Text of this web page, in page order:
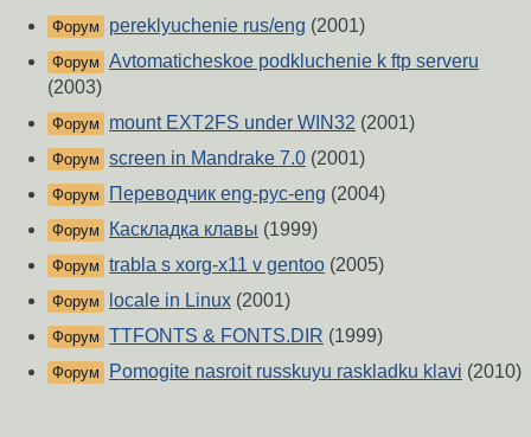
Форум pereklyuchenie rus/eng (2001)
Форум Avtomaticheskoe podkluchenie k ftp serveru
(2003)
Форум mount EXT2FS under WIN32 (2001)
Форум screen in Mandrake 7.0 (2001)
Форум Переводчик eng-рус-eng (2004)
Форум Каскладка клавы (1999)
Форум trabla s xorg-x11 v gentoo (2005)
Форум locale in Linux (2001)
Форум TTFONTS & FONTS.DIR (1999)
Форум Pomogite nasroit russkuyu raskladku klavi (2010)